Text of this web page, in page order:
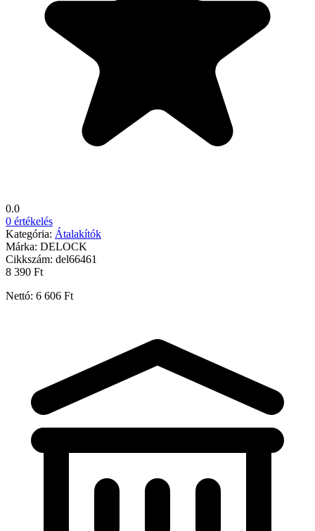
0.0
0 értékelés
Kategória: Átalakítók
Márka: DELOCK
Cikkszám: del66461
8 390 Ft
Nettó: 6 606 Ft